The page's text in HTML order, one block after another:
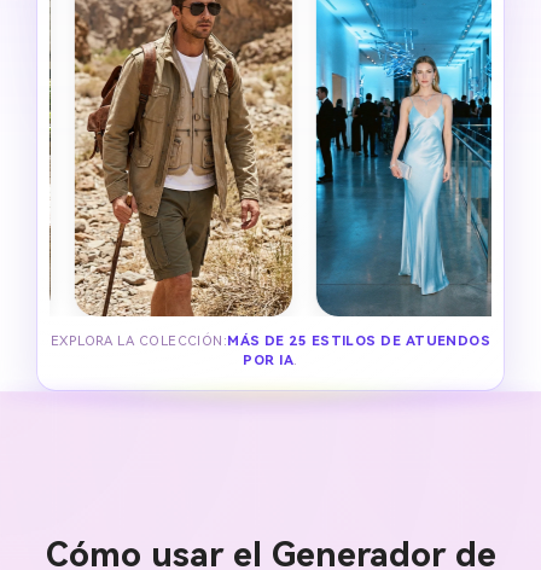
EXPLORA LA COLECCIÓN:MÁS DE 25 ESTILOS DE ATUENDOS
POR IA.
Cómo usar el Generador de